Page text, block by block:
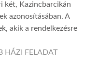
két, Kazincbarcikán
azonosításában. A
akik a rendelkezésre
HÁZI FELADAT